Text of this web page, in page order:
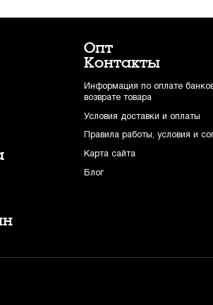
Опт
Контакты
Информация по оплате
возврате товара
Условия доставки и оплаты
Правила работы, условия и
Карта сайта
Блог